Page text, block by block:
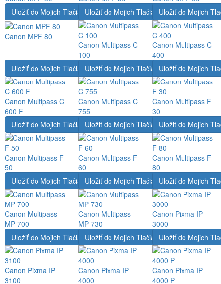
Uložiť do Mojich Tlačiarní
Canon MPF 80
Uložiť do Mojich Tlačiarní
Canon Multipass C
100
Uložiť do Mojich
Canon Multipass C
400
Uložiť do Mojich Tlačiarní
Canon Multipass C
600 F
Uložiť do Mojich Tlačiarní
Canon Multipass C
755
Uložiť do Mojich
Canon Multipass F
30
Uložiť do Mojich Tlačiarní
Canon Multipass F
50
Uložiť do Mojich Tlačiarní
Canon Multipass F
60
Uložiť do Mojich
Canon Multipass F
80
Uložiť do Mojich Tlačiarní
Canon Multipass
MP 700
Uložiť do Mojich Tlačiarní
Canon Multipass
MP 730
Uložiť do Mojich
Canon Pixma IP
3000
Uložiť do Mojich Tlačiarní
Canon Pixma IP
3100
Uložiť do Mojich Tlačiarní
Canon Pixma IP
4000
Uložiť do Mojich
Canon Pixma IP
4000 P